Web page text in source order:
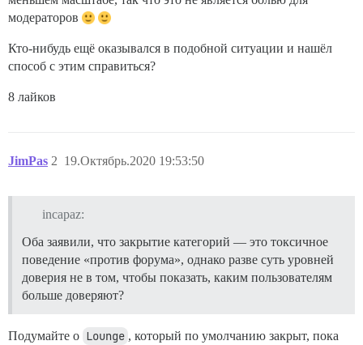
модераторов
Кто-нибудь ещё оказывался в подобной ситуации и нашёл
способ с этим справиться?
8 лайков
JimPas 19.Октябрь.2020 19:53:50
2
incapaz:
Оба заявили, что закрытие категорий — это токсичное
поведение «против форума», однако разве суть уровней
доверия не в том, чтобы показать, каким пользователям
больше доверяют?
Подумайте о Lounge , который по умолчанию закрыт, пока